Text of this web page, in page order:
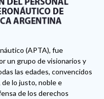
(APTA), fue
un grupo de visionarios y
las edades, convencidos
lo justo, noble e
de los derechos